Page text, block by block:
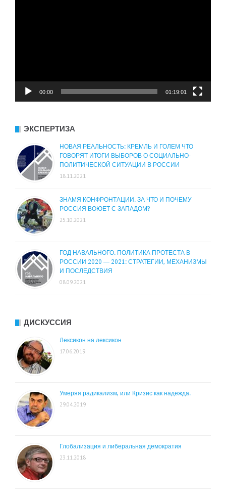
00:00 01:19:01
ЭКСПЕРТИЗА
НОВАЯ РЕАЛЬНОСТЬ: КРЕМЛЬ И ГОЛЕМ ЧТО
ГОВОРЯТ ИТОГИ ВЫБОРОВ О СОЦИАЛЬНО-
ПОЛИТИЧЕСКОЙ СИТУАЦИИ В РОССИИ
18.11.2021
ЗНАМЯ КОНФРОНТАЦИИ. ЗА ЧТО И ПОЧЕМУ
РОССИЯ ВОЮЕТ С ЗАПАДОМ?
25.10.2021
ГОД НАВАЛЬНОГО. ПОЛИТИКА ПРОТЕСТА В
РОССИИ 2020 — 2021: СТРАТЕГИИ, МЕХАНИЗМЫ
И ПОСЛЕДСТВИЯ
08.09.2021
ДИСКУССИЯ
Лексикон на лексикон
17.06.2019
Умеряя радикализм, или Кризис как надежда.
29.04.2019
Глобализация и либеральная демократия
23.11.2018